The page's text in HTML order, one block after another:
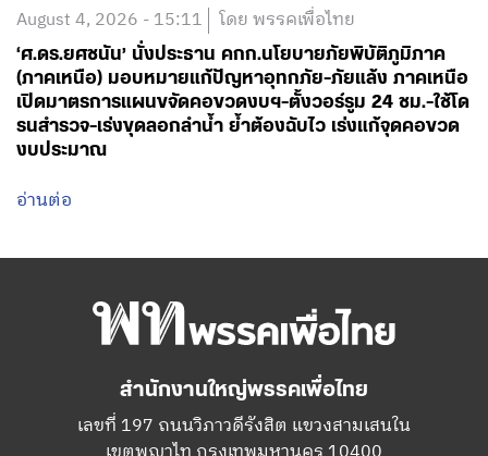
August 4, 2026 - 15:11 โดย พรรคเพื่อไทย
‘ศ.ดร.ยศชนัน’ นั่งประธาน คกก.นโยบายภัยพิบัติภูมิภาค
(ภาคเหนือ) มอบหมายแก้ปัญหาอุทกภัย-ภัยแล้ง ภาคเหนือ
เปิดมาตรการแผนขจัดคอขวดงบฯ-ตั้งวอร์รูม 24 ชม.-ใช้โด
รนสำรวจ-เร่งขุดลอกลำน้ำ ย้ำต้องฉับไว เร่งแก้จุดคอขวด
งบประมาณ
อ่านต่อ
สำนักงานใหญ่พรรคเพื่อไทย
เลขที่ 197 ถนนวิภาวดีรังสิต แขวงสามเสนใน